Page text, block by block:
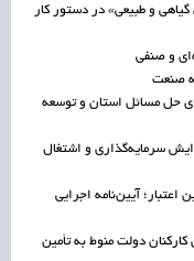
گیاهی و طبیعی» در دستور کار
و صنفی
صنعت
حل مسائل استان و توسعه
افزایش سرمایه‌گذاری و اشتغال
اعتبار؛ آیین‌نامه اجرایی
دولت منوط به تأمین